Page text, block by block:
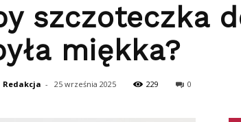
szczoteczka
miękka?
Redakcja - 25 września 2025 229 0